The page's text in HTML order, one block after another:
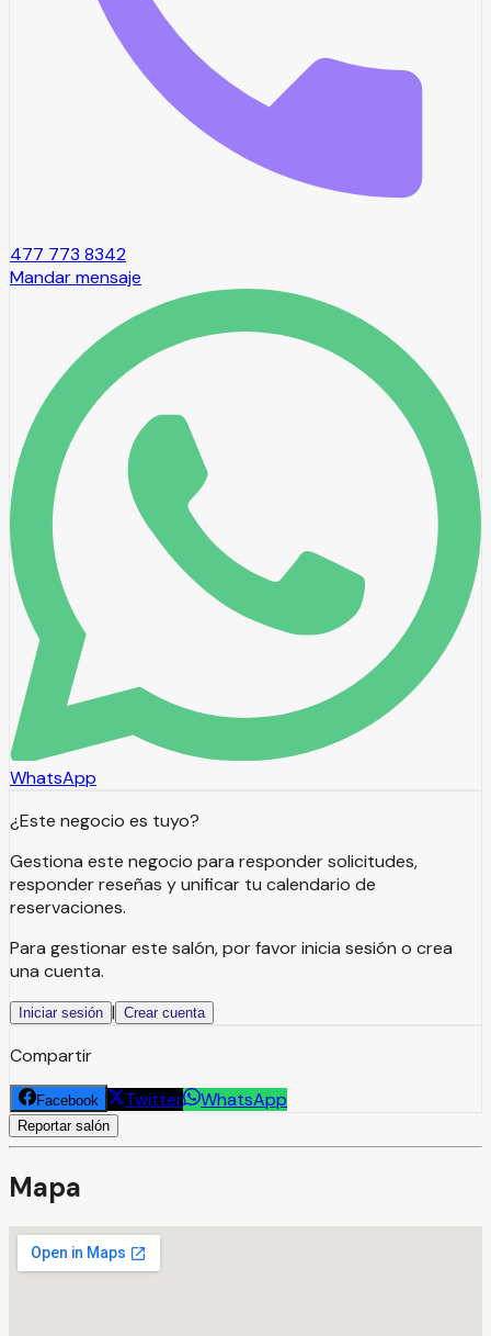
477 773 8342
Mandar mensaje
WhatsApp
¿Este negocio es tuyo?
Gestiona este negocio para responder solicitudes,
responder reseñas y unificar tu calendario de
reservaciones.
Para gestionar este salón, por favor inicia sesión o crea
una cuenta.
Iniciar sesión | Crear cuenta
Compartir
Facebook Twitter WhatsApp
Reportar salón
Mapa